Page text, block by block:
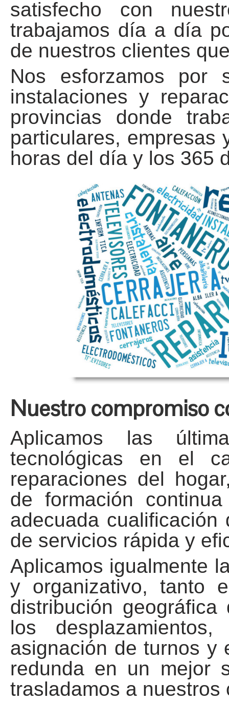
satisfecho con
trabajamos día a día
de nuestros clientes
Nos esforzamos por
instalaciones y
provincias donde
particulares, empresas
horas del día y los 365
Nuestro compromiso
Aplicamos las
tecnológicas en el
reparaciones del
de formación
adecuada
de servicios rápida y
Aplicamos igualmente
y organizativo, tanto
distribución
los
asignación de turnos y
redunda en un mejor
trasladamos a nuestros